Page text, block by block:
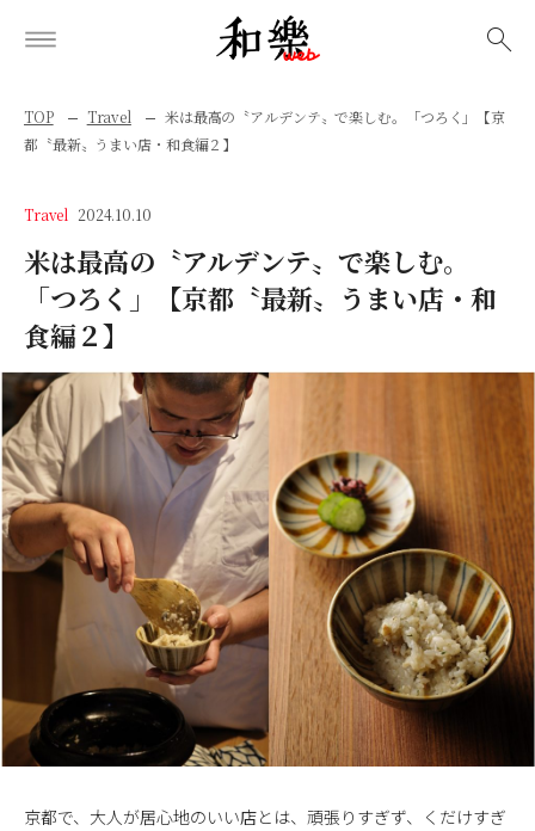
TOP Travel
米は最高の〝アルデンテ〟で楽しむ。「つろく」【京
都〝最新〟うまい店・和食編２】
Travel 2024.10.10
米は最高の〝アルデンテ〟で楽しむ。
「つろく」【京都〝最新〟うまい店・和
食編２】
京都で、大人が居心地のいい店とは、頑張りすぎず、くだけすぎ